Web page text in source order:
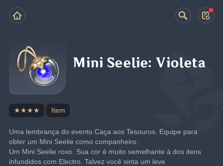
Mini Seelie: Violeta
★★★★ Item
Uma lembrança do evento Caça aos Tesouros. Equipe para
obter um Mini Seelie como companheiro.
Um Mini Seelie roxo. Sua cor é muito semelhante à dos itens
infundidos com Electro. Talvez você sinta um leve